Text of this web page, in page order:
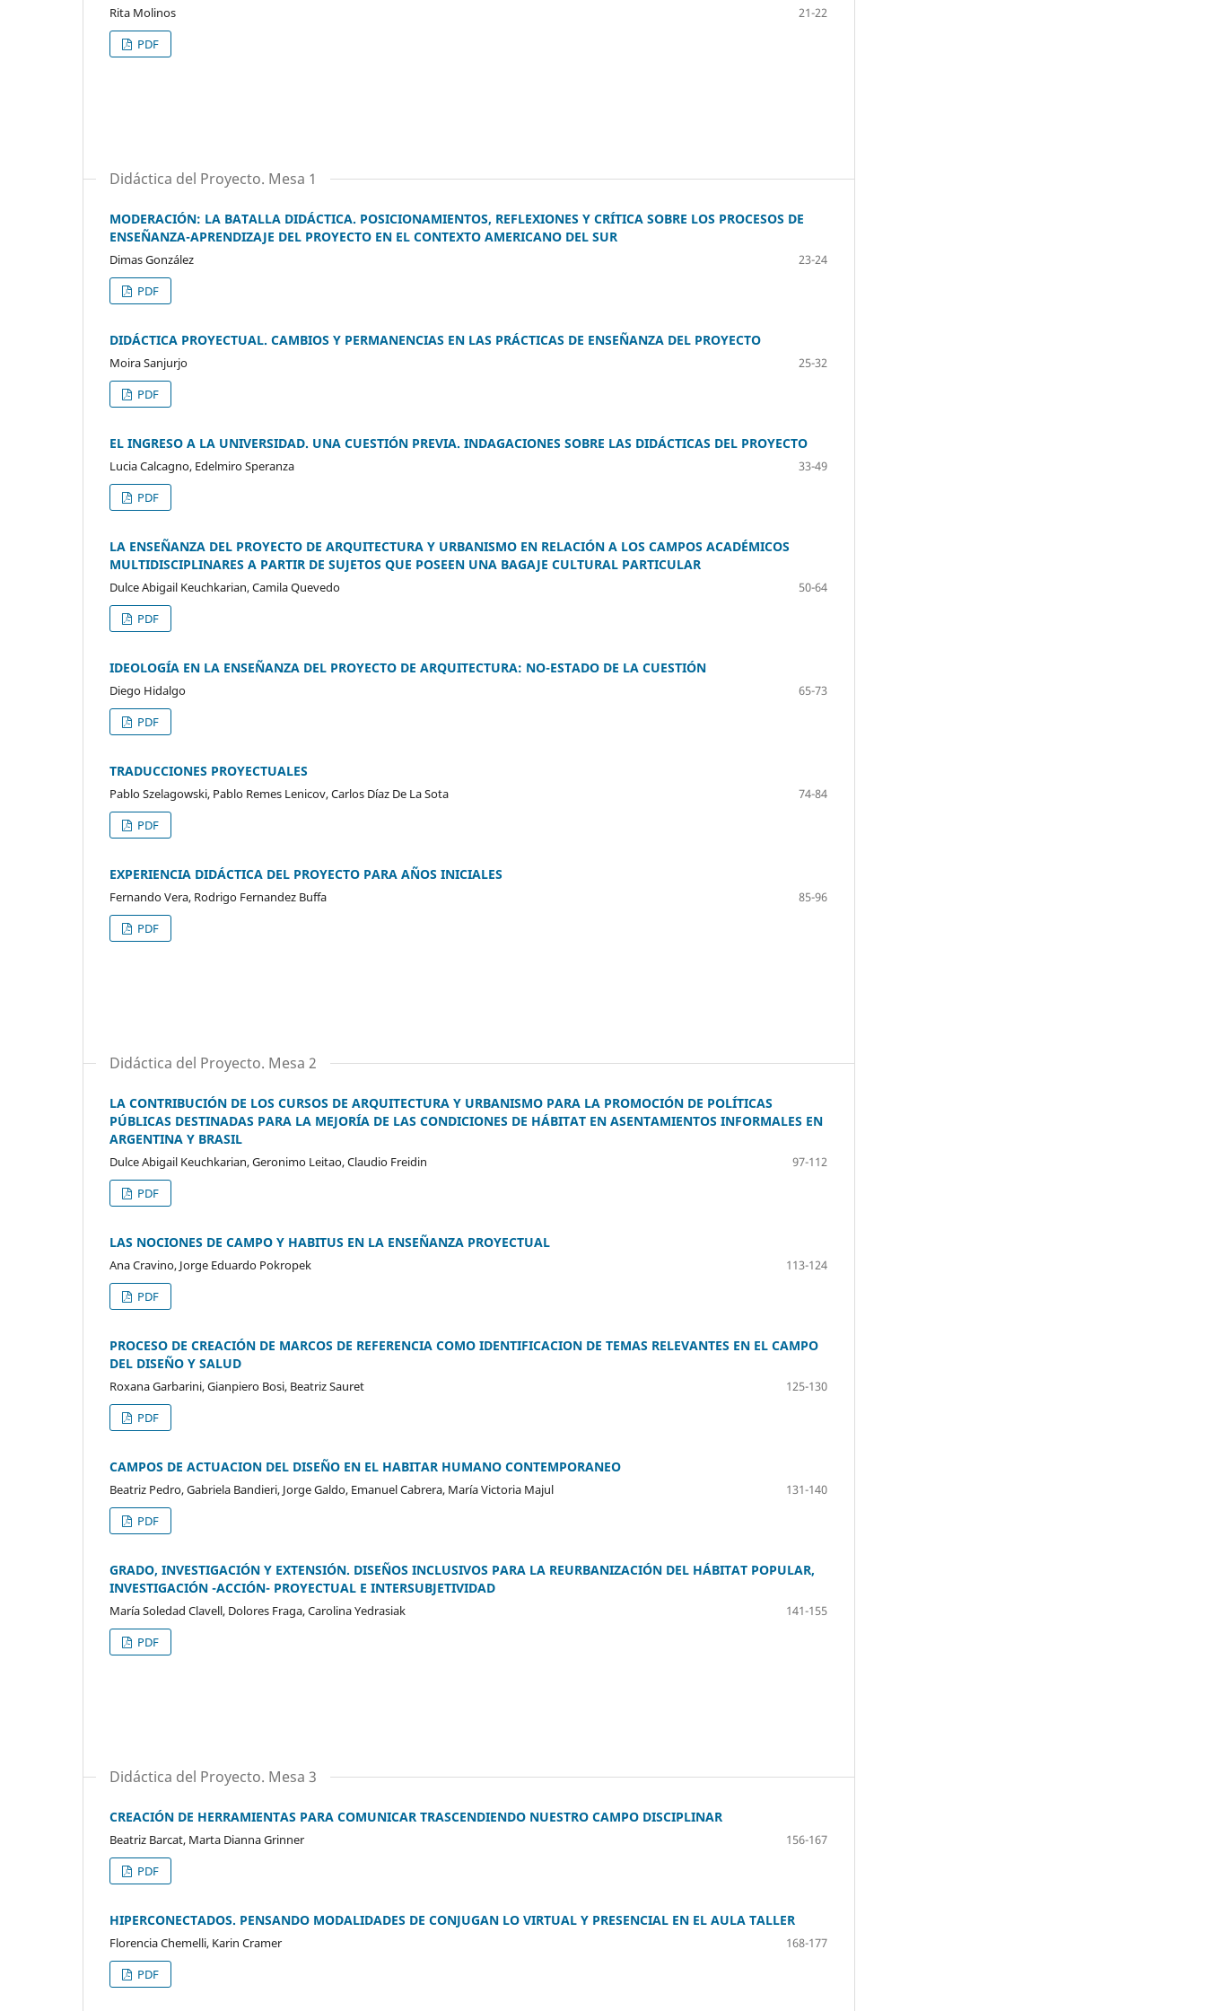
Rita Molinos
21-22
PDF
Didáctica del Proyecto. Mesa 1
MODERACIÓN: LA BATALLA DIDÁCTICA. POSICIONAMIENTOS, REFLEXIONES Y CRÍTICA SOBRE LOS PROCESOS DE
ENSEÑANZA-APRENDIZAJE DEL PROYECTO EN EL CONTEXTO AMERICANO DEL SUR
Dimas González
23-24
PDF
DIDÁCTICA PROYECTUAL. CAMBIOS Y PERMANENCIAS EN LAS PRÁCTICAS DE ENSEÑANZA DEL PROYECTO
Moira Sanjurjo
25-32
PDF
EL INGRESO A LA UNIVERSIDAD. UNA CUESTIÓN PREVIA. INDAGACIONES SOBRE LAS DIDÁCTICAS DEL PROYECTO
Lucia Calcagno, Edelmiro Speranza
33-49
PDF
LA ENSEÑANZA DEL PROYECTO DE ARQUITECTURA Y URBANISMO EN RELACIÓN A LOS CAMPOS ACADÉMICOS
MULTIDISCIPLINARES A PARTIR DE SUJETOS QUE POSEEN UNA BAGAJE CULTURAL PARTICULAR
Dulce Abigail Keuchkarian, Camila Quevedo
50-64
PDF
IDEOLOGÍA EN LA ENSEÑANZA DEL PROYECTO DE ARQUITECTURA: NO-ESTADO DE LA CUESTIÓN
Diego Hidalgo
65-73
PDF
TRADUCCIONES PROYECTUALES
Pablo Szelagowski, Pablo Remes Lenicov, Carlos Díaz De La Sota
74-84
PDF
EXPERIENCIA DIDÁCTICA DEL PROYECTO PARA AÑOS INICIALES
Fernando Vera, Rodrigo Fernandez Buffa
85-96
PDF
Didáctica del Proyecto. Mesa 2
LA CONTRIBUCIÓN DE LOS CURSOS DE ARQUITECTURA Y URBANISMO PARA LA PROMOCIÓN DE POLÍTICAS
PÚBLICAS DESTINADAS PARA LA MEJORÍA DE LAS CONDICIONES DE HÁBITAT EN ASENTAMIENTOS INFORMALES EN
ARGENTINA Y BRASIL
Dulce Abigail Keuchkarian, Geronimo Leitao, Claudio Freidin
97-112
PDF
LAS NOCIONES DE CAMPO Y HABITUS EN LA ENSEÑANZA PROYECTUAL
Ana Cravino, Jorge Eduardo Pokropek
113-124
PDF
PROCESO DE CREACIÓN DE MARCOS DE REFERENCIA COMO IDENTIFICACION DE TEMAS RELEVANTES EN EL CAMPO
DEL DISEÑO Y SALUD
Roxana Garbarini, Gianpiero Bosi, Beatriz Sauret
125-130
PDF
CAMPOS DE ACTUACION DEL DISEÑO EN EL HABITAR HUMANO CONTEMPORANEO
Beatriz Pedro, Gabriela Bandieri, Jorge Galdo, Emanuel Cabrera, María Victoria Majul
131-140
PDF
GRADO, INVESTIGACIÓN Y EXTENSIÓN. DISEÑOS INCLUSIVOS PARA LA REURBANIZACIÓN DEL HÁBITAT POPULAR,
INVESTIGACIÓN -ACCIÓN- PROYECTUAL E INTERSUBJETIVIDAD
María Soledad Clavell, Dolores Fraga, Carolina Yedrasiak
141-155
PDF
Didáctica del Proyecto. Mesa 3
CREACIÓN DE HERRAMIENTAS PARA COMUNICAR TRASCENDIENDO NUESTRO CAMPO DISCIPLINAR
Beatriz Barcat, Marta Dianna Grinner
156-167
PDF
HIPERCONECTADOS. PENSANDO MODALIDADES DE CONJUGAN LO VIRTUAL Y PRESENCIAL EN EL AULA TALLER
Florencia Chemelli, Karin Cramer
168-177
PDF